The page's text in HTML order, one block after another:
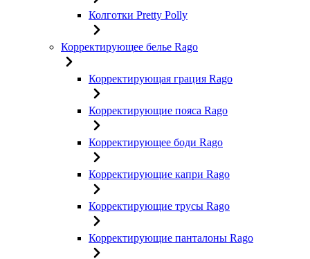
Колготки Pretty Polly
Корректирующее белье Rago
Корректирующая грация Rago
Корректирующие пояса Rago
Корректирующее боди Rago
Корректирующие капри Rago
Корректирующие трусы Rago
Корректирующие панталоны Rago